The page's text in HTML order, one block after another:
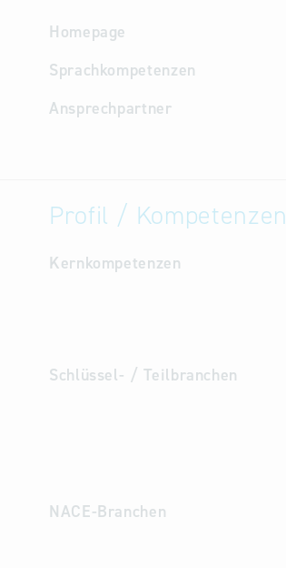
Homepage
Sprachkompetenzen
Ansprechpartner
Profil / Kompetenzen
Kernkompetenzen
Schlüssel- / Teilbranchen
NACE-Branchen